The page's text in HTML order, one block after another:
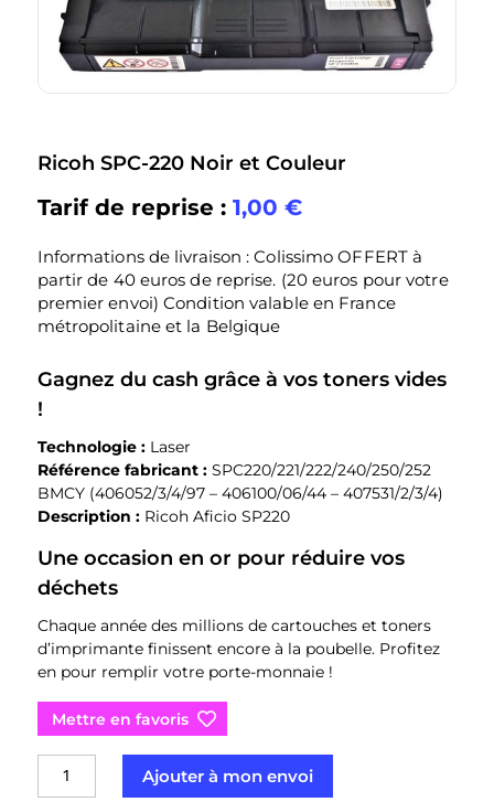
Ricoh SPC-220 Noir et Couleur
Tarif de reprise : 1,00 €
Informations de livraison : Colissimo OFFERT à
partir de 40 euros de reprise. (20 euros pour votre
premier envoi) Condition valable en France
métropolitaine et la Belgique
Gagnez du cash grâce à vos toners vides
!
Technologie :Laser
Référence fabricant : SPC220/221/222/240/250/252
BMCY (406052/3/4/97 – 406100/06/44 – 407531/2/3/4)
Description : Ricoh Aficio SP220
Une occasion en or pour réduire vos
déchets
Chaque année des millions de cartouches et toners
d’imprimante finissent encore à la poubelle. Profitez
en pour remplir votre porte-monnaie !
Mettre en favoris
quantité
de
Ajouter à mon envoi